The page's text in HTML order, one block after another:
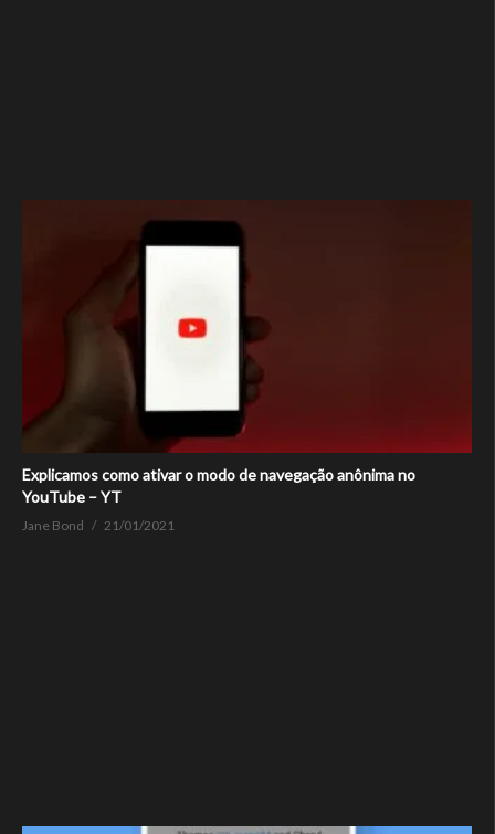
Explicamos como ativar o modo de navegação anônima no
YouTube – YT
Jane Bond 21/01/2021